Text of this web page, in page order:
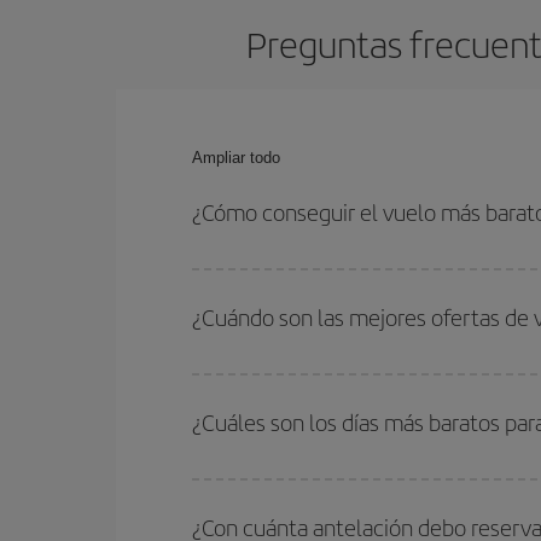
Preguntas
Ampliar todo
¿Cómo conseguir el vuelo más
las fechas y horarios de ida y vuelta.
¿Cuándo son las mejores ofertas
periodos de vacaciones escolares son
precios encontrarás.
¿Cuáles son los días más baratos
quieres ir y en qué fechas habías pensado
¿Con cuánta antelación debo